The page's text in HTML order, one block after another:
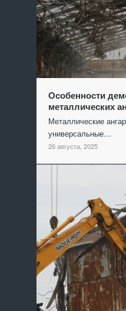
Особенности
металлических
Металлические
универсальные…
26 августа, 2025